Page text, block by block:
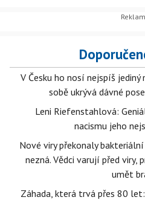
V Česku ho nosí nejspíš
sobě ukrývá dávné
Leni Riefenstahlová:
nacismu jeho
Nové viry překonaly
nezná. Vědci varují před viry,
umět
Záhada, která trvá přes 80